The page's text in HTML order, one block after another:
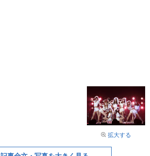
拡大する